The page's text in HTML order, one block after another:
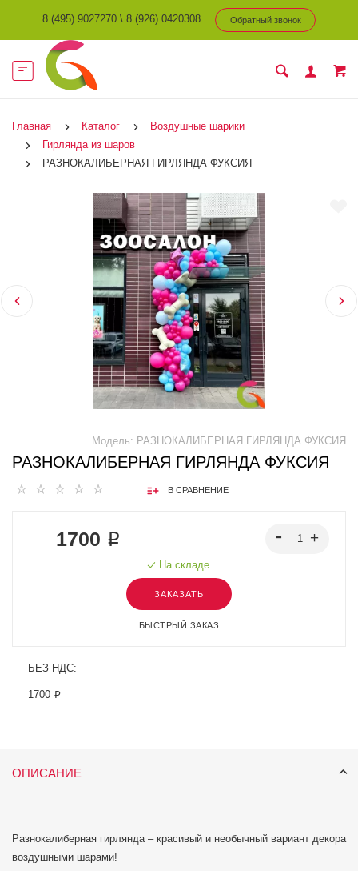
8 (495) 9027270 \ 8 (926) 0420308 Обратный звонок
Главная Каталог
Воздушные шарики
Гирлянда из шаров
РАЗНОКАЛИБЕРНАЯ ГИРЛЯНДА ФУКСИЯ
Модель: РАЗНОКАЛИБЕРНАЯ ГИРЛЯНДА ФУКСИЯ
РАЗНОКАЛИБЕРНАЯ ГИРЛЯНДА ФУКСИЯ
В СРАВНЕНИЕ
1700 ₽
На складе
ЗАКАЗАТЬ
БЫСТРЫЙ ЗАКАЗ
БЕЗ НДС:
1700 ₽
ОПИСАНИЕ
Разнокалиберная гирлянда – красивый и необычный вариант декора
воздушными шарами!